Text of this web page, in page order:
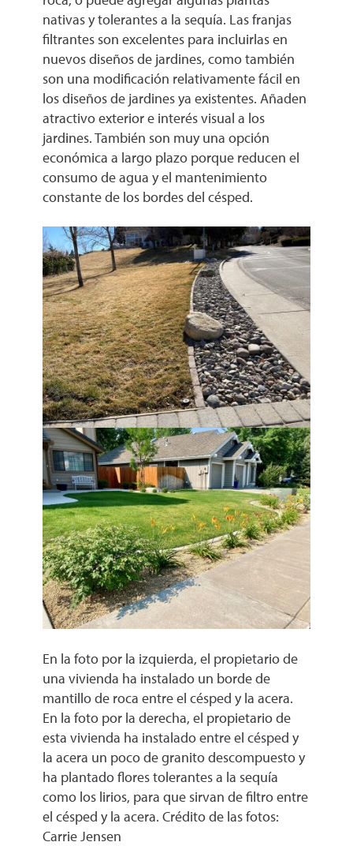
nativas y tolerantes a la sequía. Las franjas
filtrantes son excelentes para incluirlas en
nuevos diseños de jardines, como también
son una modificación relativamente fácil en
los diseños de jardines ya existentes. Añaden
atractivo exterior e interés visual a los
jardines. También son muy una opción
económica a largo plazo porque reducen el
consumo de agua y el mantenimiento
constante de los bordes del césped.
En la foto por la izquierda, el propietario de
una vivienda ha instalado un borde de
mantillo de roca entre el césped y la acera.
En la foto por la derecha, el propietario de
esta vivienda ha instalado entre el césped y
la acera un poco de granito descompuesto y
ha plantado flores tolerantes a la sequía
como los lirios, para que sirvan de filtro entre
el césped y la acera. Crédito de las fotos:
Carrie Jensen